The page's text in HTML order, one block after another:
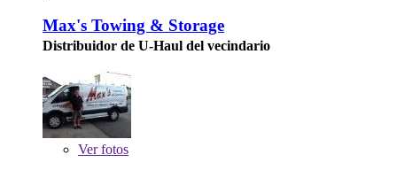
Max's Towing & Storage
Distribuidor de U-Haul del vecindario
Verfotos